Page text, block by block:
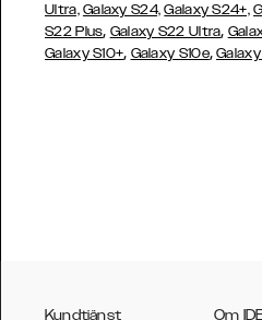
Ultra, Galaxy S24, Galaxy S24+,
S22 Plus, Galaxy S22 Ultra,
Galaxy S10+, Galaxy S10e,
Kundtjänst Om